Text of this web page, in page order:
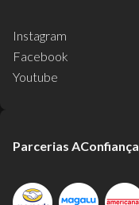
Instagram
Facebook
Youtube
Parcerias AConfiança